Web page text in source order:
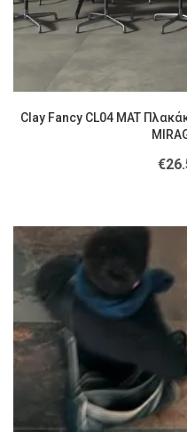
Clay Fancy CL04 MAT
€